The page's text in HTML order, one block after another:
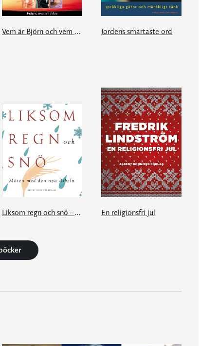
Vem är Björn och vem är Benny? Jordens smartaste ord
Liksom regn och snö - möten med den nya Bibeln En religionsfri jul